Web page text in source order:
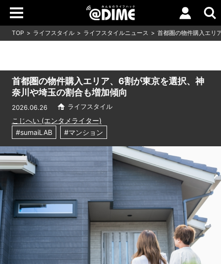
TOP ライフスタイル ライフスタイルニュース 首都圏の物件購入エリ
首都圏の物件購入エリア、6割が東京を選択、神
奈川や埼玉の割合も増加傾向
2026.06.26 ライフスタイル
こじへい (エンタメライター)
#sumaiLAB
#マンション